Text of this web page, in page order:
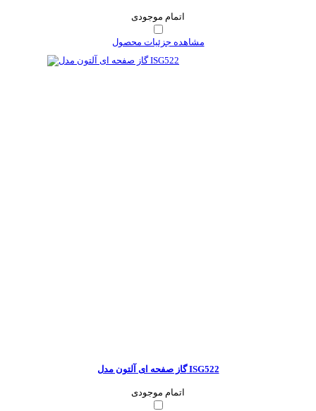
اتمام موجودی
مشاهده جزئیات محصول
گاز صفحه ای آلتون مدل ISG522
اتمام موجودی